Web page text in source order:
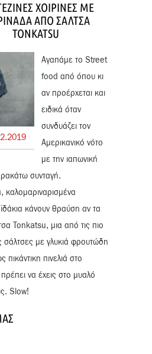
ΧΟΙΡΙΝΕΣ ΜΕ
ΑΠΟ ΣΑΛΤΣΑ
TONKATSU
2019
Αγαπάμε το Street
food από όπου κι
αν προέρχεται και
ειδικά όταν
συνδυάζει τον
Αμερικανικό νότο
με την ιαπωνική
συνταγή.
καλομαριναρισμένα
κάνουν θραύση αν τα
Tonkatsu, μια από τις πιο
σάλτσες με γλυκιά φρουτώδη
πινελιά στο
να έχεις στο μυαλό
Slow!